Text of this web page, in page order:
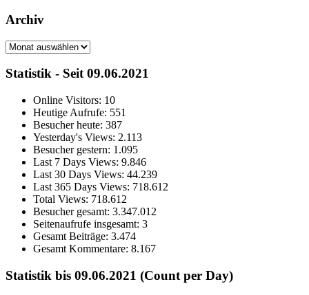
Archiv
Archiv
Statistik - Seit 09.06.2021
Online Visitors: 10
Heutige Aufrufe: 551
Besucher heute: 387
Yesterday's Views: 2.113
Besucher gestern: 1.095
Last 7 Days Views: 9.846
Last 30 Days Views: 44.239
Last 365 Days Views: 718.612
Total Views: 718.612
Besucher gesamt: 3.347.012
Seitenaufrufe insgesamt: 3
Gesamt Beiträge: 3.474
Gesamt Kommentare: 8.167
Statistik bis 09.06.2021 (Count per Day)